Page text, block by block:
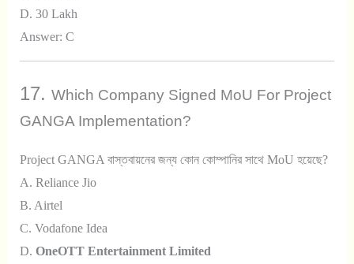
D. 30 Lakh
Answer: C
17. Which Company Signed MoU For Project
GANGA Implementation?
Project GANGA বাস্তবায়নের জন্য কোন কোম্পানির সাথে MoU হয়েছে?
A. Reliance Jio
B. Airtel
C. Vodafone Idea
D. OneOTT Entertainment Limited